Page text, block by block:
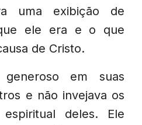
uma exibição de
ele era e o que
de Cristo.
em suas
e não invejava os
deles. Ele